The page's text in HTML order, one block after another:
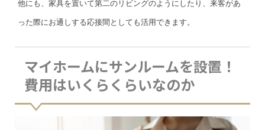
他にも、家具を置いて第二のリビングのようにしたり、来客があ
った際にお通しする応接間としても活用できます。
マイホームにサンルームを設置！
費用はいくらくらいなのか